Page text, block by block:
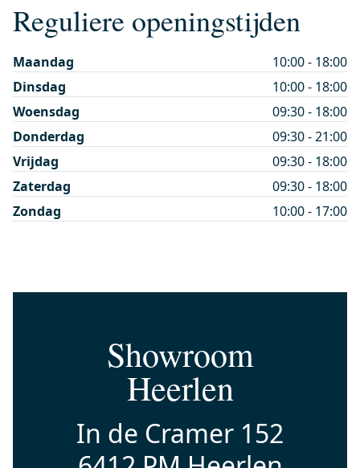
Reguliere openingstijden
Maandag
10:00 - 18:00
Dinsdag
10:00 - 18:00
Woensdag
09:30 - 18:00
Donderdag
09:30 - 21:00
Vrijdag
09:30 - 18:00
Zaterdag
09:30 - 18:00
Zondag
10:00 - 17:00
Showroom
Heerlen
In de Cramer 152